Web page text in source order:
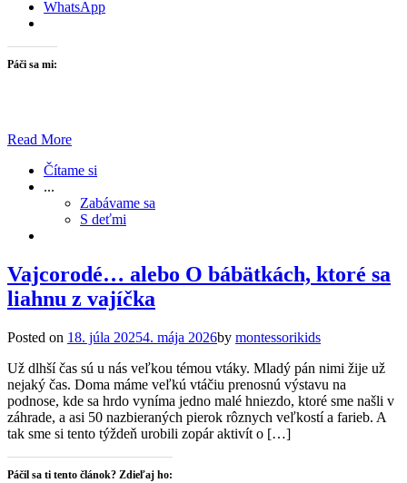
WhatsApp
Páči sa mi:
Read More
Čítame si
...
Zabávame sa
S deťmi
Vajcorodé… alebo O bábätkách, ktoré sa
liahnu z vajíčka
Posted on 18. júla 20254. mája 2026by montessorikids
Už dlhší čas sú u nás veľkou témou vtáky. Mladý pán nimi žije už
nejaký čas. Doma máme veľkú vtáčiu prenosnú výstavu na
podnose, kde sa hrdo vyníma jedno malé hniezdo, ktoré sme našli v
záhrade, a asi 50 nazbieraných pierok rôznych veľkostí a farieb. A
tak sme si tento týždeň urobili zopár aktivít o […]
Páčil sa ti tento článok? Zdieľaj ho: